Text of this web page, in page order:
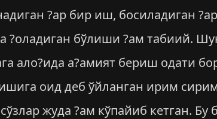
?ар бир иш, босиладиган
?оладиган бўлиши ?ам табиий.
ало?ида а?амият бериш одати
оид деб ўйланган ирим
жуда ?ам кўпайиб кетган. Бу